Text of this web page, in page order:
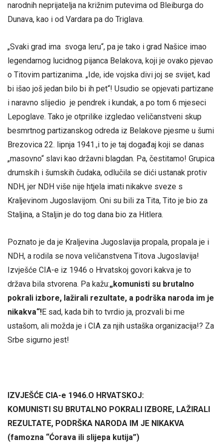
narodnih neprijatelja na križnim putevima od Bleiburga do
Dunava, kao i od Vardara pa do Triglava.
„Svaki grad ima svoga leru“, pa je tako i grad Našice imao
legendarnog lucidnog pijanca Belakova, koji je ovako pjevao
o Titovim partizanima. „Ide, ide vojska divi joj se svijet, kad
bi išao još jedan bilo bi ih pet“! Usudio se opjevati partizane
i naravno slijedio je pendrek i kundak, a po tom 6 mjeseci
Lepoglave. Tako je otprilike izgledao veličanstveni skup
besmrtnog partizanskog odreda iz Belakove pjesme u šumi
Brezovica 22. lipnja 1941.,i to je taj događaj koji se danas
„masovno“ slavi kao državni blagdan. Pa, čestitamo! Grupica
drumskih i šumskih čudaka, odlučila se dići ustanak protiv
NDH, jer NDH više nije htjela imati nikakve sveze s
Kraljevinom Jugoslavijom. Oni su bili za Tita, Tito je bio za
Staljina, a Staljin je do tog dana bio za Hitlera.
Poznato je da je Kraljevina Jugoslavija propala, propala je i
NDH, a rodila se nova veličanstvena Titova Jugoslavija!
Izvješće CIA-e iz 1946 o Hrvatskoj govori kakva je to
država bila stvorena. Pa kažu:„komunisti su brutalno
pokrali izbore, lažirali rezultate, a podrška naroda im je
nikakva“!E sad, kada bih to tvrdio ja, prozvali bi me
ustašom, ali možda je i CIA za njih ustaška organizacija!? Za
Srbe sigurno jest!
IZVJEŠĆE CIA-e 1946.O HRVATSKOJ:
KOMUNISTI SU BRUTALNO POKRALI IZBORE, LAŽIRALI
REZULTATE, PODRŠKA NARODA IM JE NIKAKVA
(famozna “Ćorava ili slijepa kutija”)